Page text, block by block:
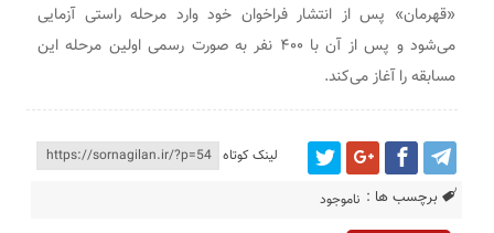
«قهرمان» پس از انتشار فراخوان خود وارد مرحله راستی آزمایی
می‌شود و پس از آن‌ با ۴۰۰ نفر به صورت رسمی اولین مرحله این
مسابقه را آغاز می‌کند.
لینک کوتاه
برچسب ها : ناموجود